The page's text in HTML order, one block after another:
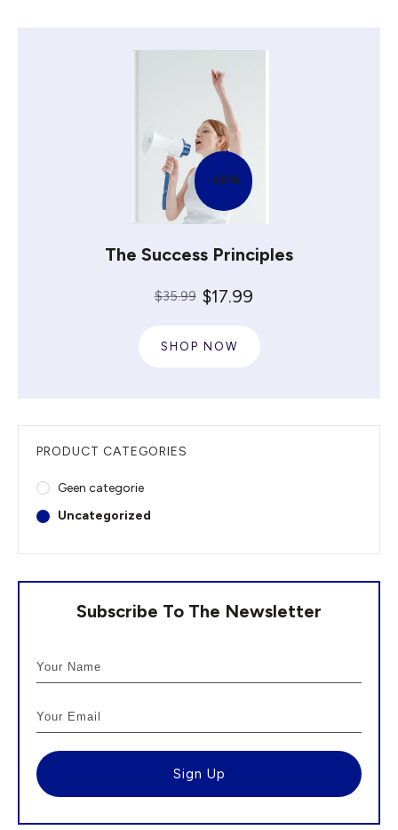
-50%
The Success Principles
$35.99 $17.99
SHOP NOW
PRODUCT CATEGORIES
Geen categorie
Uncategorized
Subscribe To The Newsletter
Sign Up